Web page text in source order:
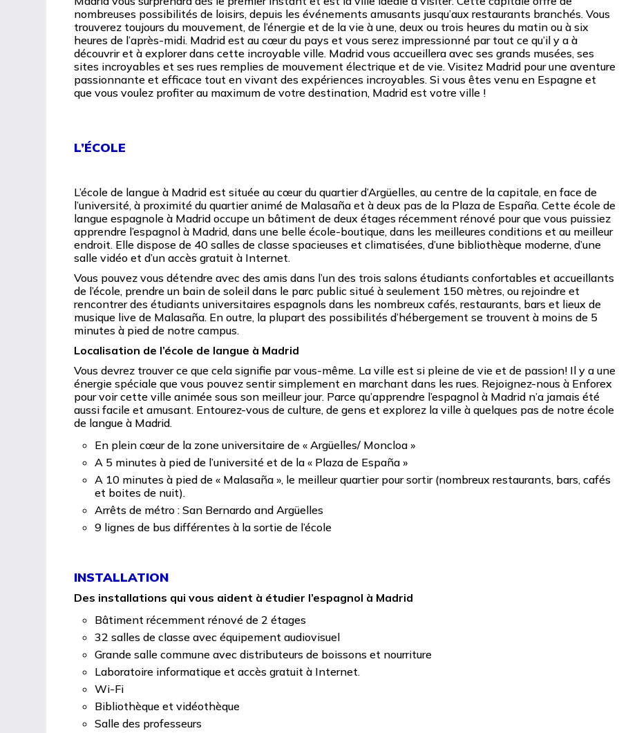
nombreuses possibilités de loisirs, depuis les événements amusants jusqu’aux restaurants branchés. Vous
trouverez toujours du mouvement, de l’énergie et de la vie à une, deux ou trois heures du matin ou à six
heures de l’après-midi. Madrid est au cœur du pays et vous serez impressionné par tout ce qu’il y a à
découvrir et à explorer dans cette incroyable ville. Madrid vous accueillera avec ses grands musées, ses
sites incroyables et ses rues remplies de mouvement électrique et de vie. Visitez Madrid pour une aventure
passionnante et efficace tout en vivant des expériences incroyables. Si vous êtes venu en Espagne et
que vous voulez profiter au maximum de votre destination, Madrid est votre ville !
L’ÉCOLE
L’école de langue à Madrid est située au cœur du quartier d’Argüelles, au centre de la capitale, en face de
l’université, à proximité du quartier animé de Malasaña et à deux pas de la Plaza de España. Cette école de
langue espagnole à Madrid occupe un bâtiment de deux étages récemment rénové pour que vous puissiez
apprendre l’espagnol à Madrid, dans une belle école-boutique, dans les meilleures conditions et au meilleur
endroit. Elle dispose de 40 salles de classe spacieuses et climatisées, d’une bibliothèque moderne, d’une
salle vidéo et d’un accès gratuit à Internet.
Vous pouvez vous détendre avec des amis dans l’un des trois salons étudiants confortables et accueillants
de l’école, prendre un bain de soleil dans le parc public situé à seulement 150 mètres, ou rejoindre et
rencontrer des étudiants universitaires espagnols dans les nombreux cafés, restaurants, bars et lieux de
musique live de Malasaña. En outre, la plupart des possibilités d’hébergement se trouvent à moins de 5
minutes à pied de notre campus.
Localisation de l’école de langue à Madrid
Vous devrez trouver ce que cela signifie par vous-même. La ville est si pleine de vie et de passion! Il y a une
énergie spéciale que vous pouvez sentir simplement en marchant dans les rues. Rejoignez-nous à Enforex
pour voir cette ville animée sous son meilleur jour. Parce qu’apprendre l’espagnol à Madrid n’a jamais été
aussi facile et amusant. Entourez-vous de culture, de gens et explorez la ville à quelques pas de notre école
de langue à Madrid.
En plein cœur de la zone universitaire de « Argüelles/ Moncloa »
A 5 minutes à pied de l’université et de la « Plaza de España »
A 10 minutes à pied de « Malasaña », le meilleur quartier pour sortir (nombreux restaurants, bars, cafés
et boites de nuit).
Arrêts de métro : San Bernardo and Argüelles
9 lignes de bus différentes à la sortie de l’école
INSTALLATION
Des installations qui vous aident à étudier l’espagnol à Madrid
Bâtiment récemment rénové de 2 étages
32 salles de classe avec équipement audiovisuel
Grande salle commune avec distributeurs de boissons et nourriture
Laboratoire informatique et accès gratuit à Internet.
Wi-Fi
Bibliothèque et vidéothèque
Salle des professeurs